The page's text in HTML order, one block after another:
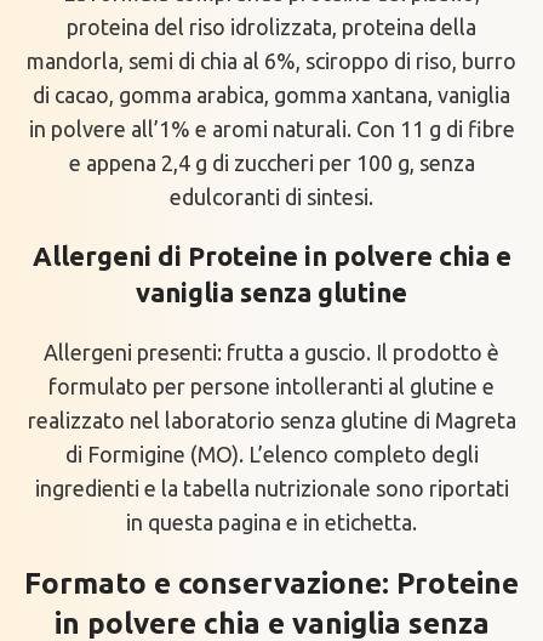
proteina del riso idrolizzata, proteina della
mandorla, semi di chia al 6%, sciroppo di riso, burro
di cacao, gomma arabica, gomma xantana, vaniglia
in polvere all’1% e aromi naturali. Con 11 g di fibre
e appena 2,4 g di zuccheri per 100 g, senza
edulcoranti di sintesi.
Allergeni di Proteine in polvere chia e
vaniglia senza glutine
Allergeni presenti: frutta a guscio. Il prodotto è
formulato per persone intolleranti al glutine e
realizzato nel laboratorio senza glutine di Magreta
di Formigine (MO). L’elenco completo degli
ingredienti e la tabella nutrizionale sono riportati
in questa pagina e in etichetta.
Formato e conservazione: Proteine
in polvere chia e vaniglia senza